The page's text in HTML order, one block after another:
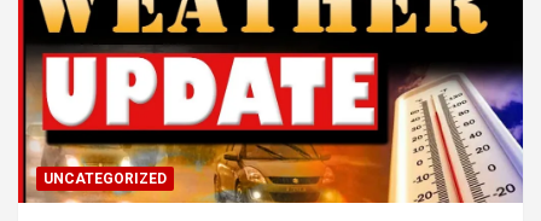
UNCATEGORIZED